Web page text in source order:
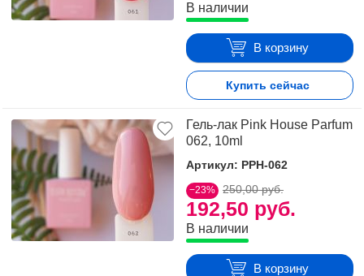
В наличии
В корзину
Купить сейчас
Гель-лак Pink House Parfum
062, 10ml
Артикул: PPH-062
−23%
192,50 руб.
250,00 руб.
В наличии
В корзину